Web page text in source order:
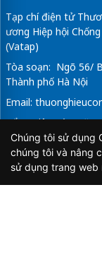
Tạp chí điện tử
ương Hiệp hội
(Vatap)
Tòa soạn: Ngõ 56/
Thành phố Hà Nội
Email:
Tổng Biên Tập: Vũ
Giấy phép hoạt
Thông tin và
Chúng tôi sử dụng
chúng tôi và nâng
sử dụng trang web